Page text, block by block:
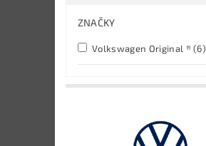
ZNAČKY
Volkswagen Original ®(6)